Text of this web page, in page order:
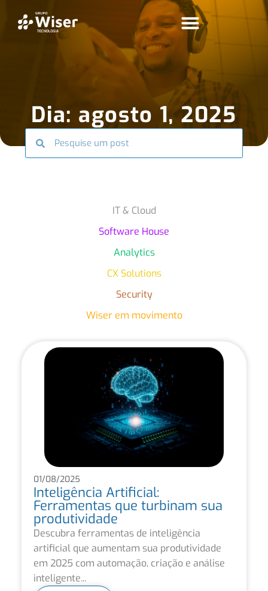
Dia: agosto 1, 2025
IT & Cloud
Software House
Analytics
CX Solutions
Security
Wiser em movimento
01/08/2025
Inteligência Artificial:
Ferramentas que turbinam sua
produtividade
Descubra ferramentas de inteligência
artificial que aumentam sua produtividade
em 2025 com automação, criação e análise
inteligente...